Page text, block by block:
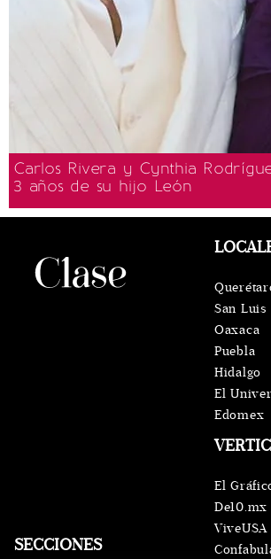
Carlos Rivera y Cynthia
3 años de su hijo León
SECCIONES
El
De10.mx
ViveUSA
San Luis
Oaxaca
Puebla
Hidalgo
El
Edomex